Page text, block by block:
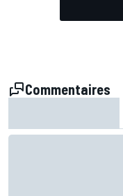
Commentaires